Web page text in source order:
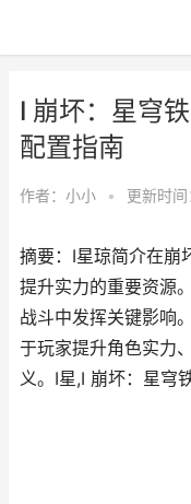
I 崩坏：星穹
配置指南
作者： 小小 • 更新时
摘要：I星琼简介在崩
提升实力的重要资源
战斗中发挥关键影响
于玩家提升角色实力
义。I星,I 崩坏：星穹